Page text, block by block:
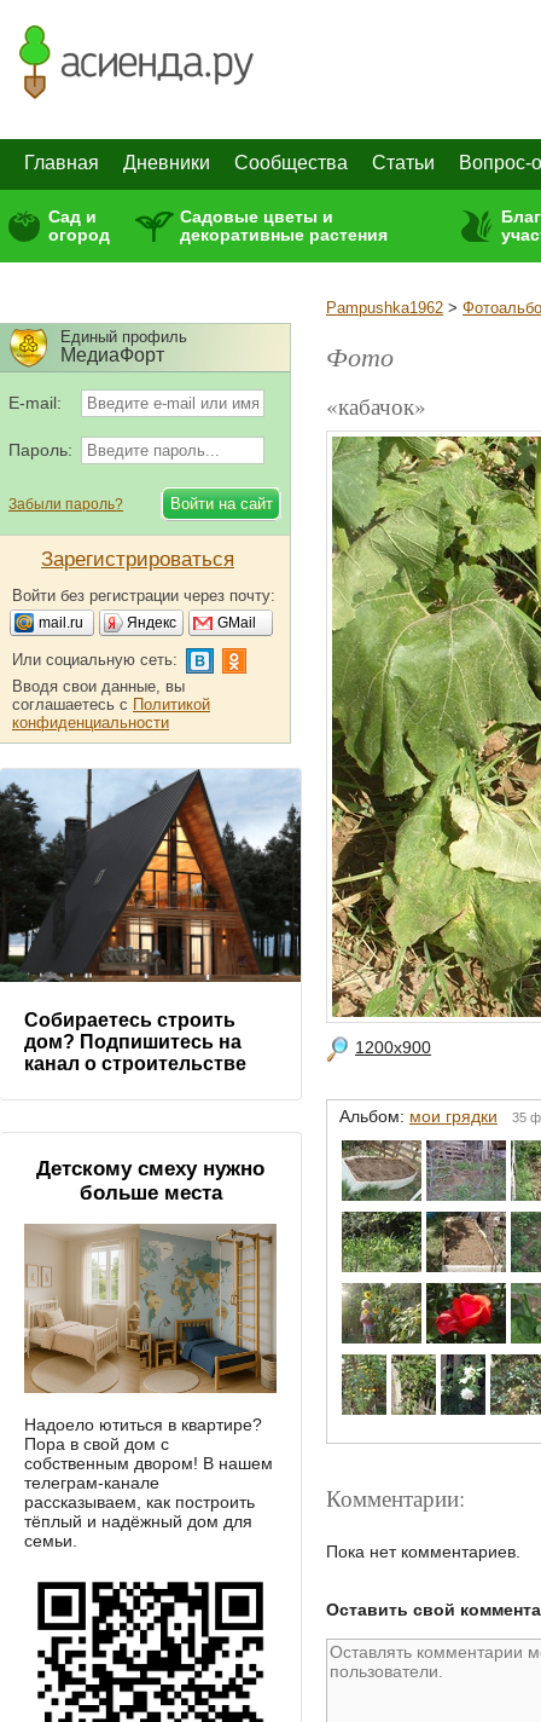
Главная Дневники Сообщества Статьи Вопрос-
Сад и
огород
Садовые цветы и
декоративные растения
Pampushka1962 >
Фото
«кабачок»
1200x900
Альбом: мои грядки 35
Комментарии:
Пока нет комментариев.
Оставить свой
Единый профиль
МедиаФорт
E-mail:
Пароль:
Забыли пароль?
Зарегистрироваться
Войти без регистрации через почту:
mail.ru Яндекс GMail
Или социальную сеть:
Вводя свои данные, вы
соглашаетесь с Политикой
конфиденциальности
Собираетесь строить
дом? Подпишитесь на
канал о строительстве
Детскому смеху нужно
больше места
Надоело ютиться в квартире?
Пора в свой дом с
собственным двором! В нашем
телеграм-канале
рассказываем, как построить
тёплый и надёжный дом для
семьи.